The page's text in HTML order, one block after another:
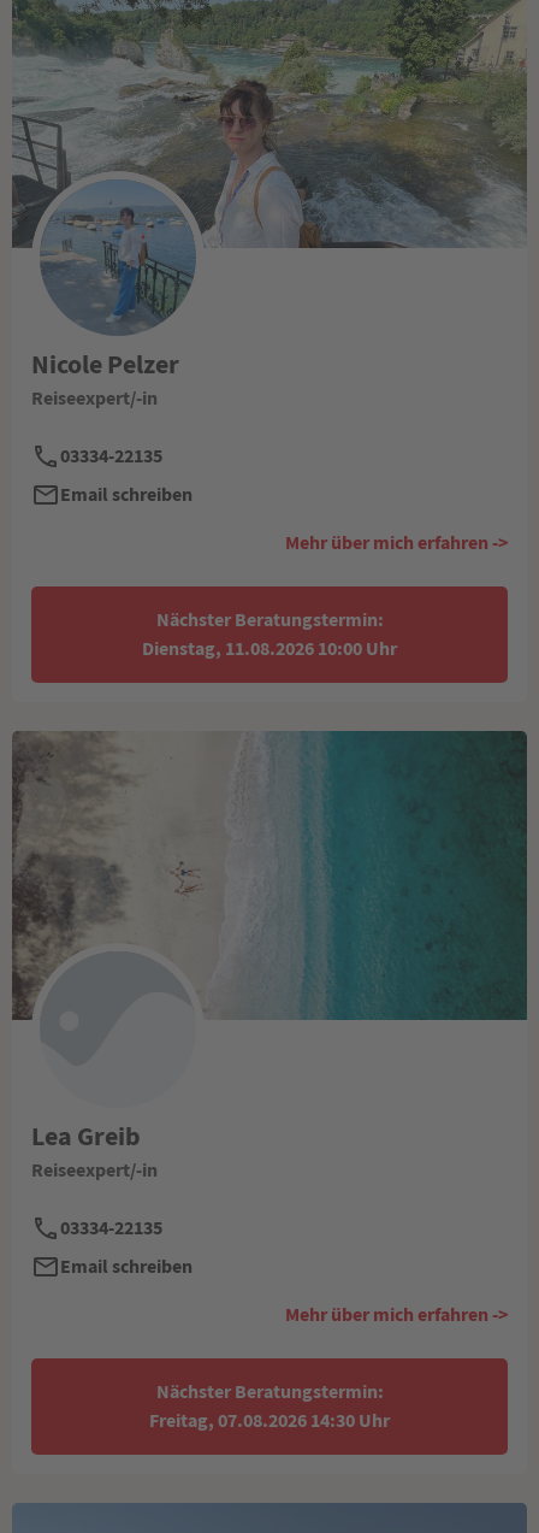
Nicole Pelzer
Reiseexpert/-in
03334-22135
Email schreiben
Mehr über mich erfahren ->
Nächster Beratungstermin:
Dienstag, 11.08.2026 10:00 Uhr
Lea Greib
Reiseexpert/-in
03334-22135
Email schreiben
Mehr über mich erfahren ->
Nächster Beratungstermin:
Freitag, 07.08.2026 14:30 Uhr